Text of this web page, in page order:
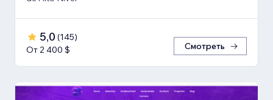
5,0 (145)
От 2 400 $
Смотреть